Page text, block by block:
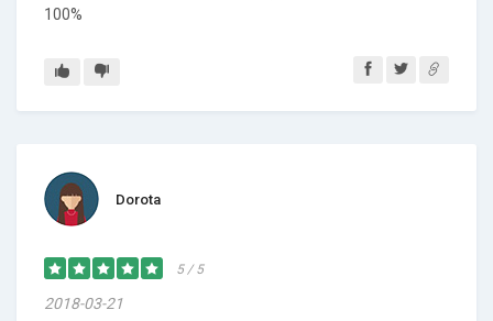
100%
Dorota
5 / 5
2018-03-21